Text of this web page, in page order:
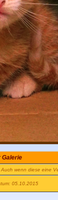
Galerie
wenn diese eine
05.10.2015